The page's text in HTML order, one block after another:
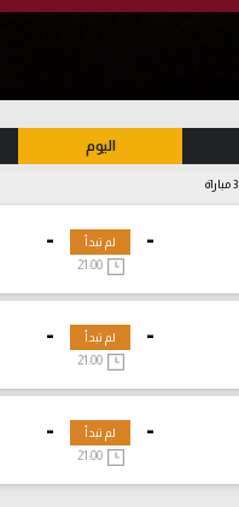
اليوم
-
- لم تبدأ
21:00
-
- لم تبدأ
21:00
-
- لم تبدأ
21:00